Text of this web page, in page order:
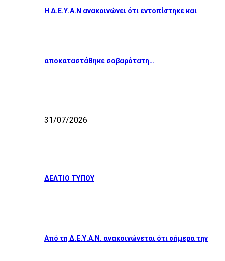
Η Δ.Ε.Υ.Α.Ν ανακοινώνει ότι εντοπίστηκε και
αποκαταστάθηκε σοβαρότατη…
31/07/2026
ΔΕΛΤΙΟ ΤΥΠΟΥ
Από τη Δ.Ε.Υ.Α.Ν. ανακοινώνεται ότι σήμερα την